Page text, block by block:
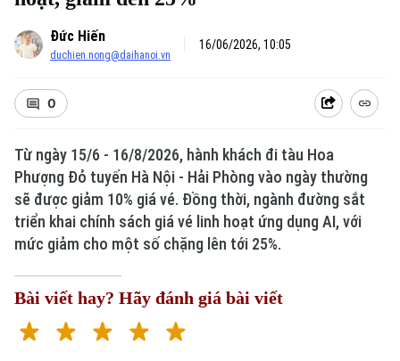
Đức Hiến
duchien.nong@daihanoi.vn
16/06/2026, 10:05
0
Từ ngày 15/6 - 16/8/2026, hành khách đi tàu Hoa
Phượng Đỏ tuyến Hà Nội - Hải Phòng vào ngày thường
sẽ được giảm 10% giá vé. Đồng thời, ngành đường sắt
triển khai chính sách giá vé linh hoạt ứng dụng AI, với
mức giảm cho một số chặng lên tới 25%.
Bài viết hay? Hãy đánh giá bài viết